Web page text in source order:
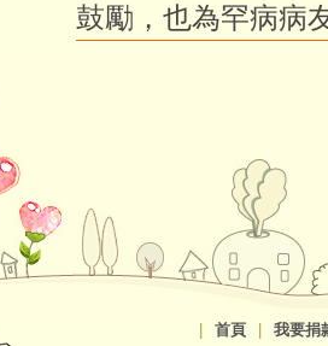
鼓勵，也為罕病病
首頁 我要捐